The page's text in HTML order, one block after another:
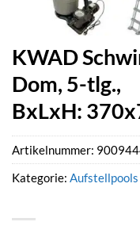
KWAD
Dom, 5-tlg.,
BxLxH:
Artikelnummer:
Kategorie: Aufstellpools